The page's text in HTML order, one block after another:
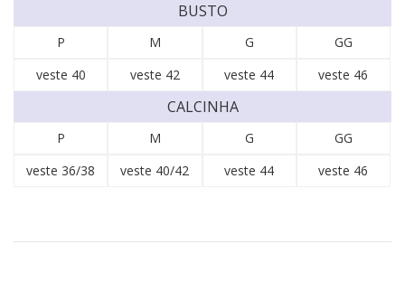
BUSTO
P M G
GG
veste 40
veste 42 veste 44 veste 46
CALCINHA
P M G
GG
veste 36/38
veste 40/42 veste 44 veste 46